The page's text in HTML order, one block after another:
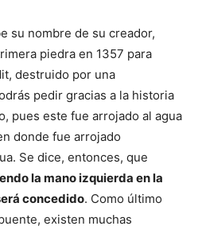
su nombre de su creador,
piedra en 1357 para
destruido por una
pedir gracias a la historia
pues este fue arrojado al agua
donde fue arrojado
Se dice, entonces, que
la mano izquierda en la
concedido. Como último
existen muchas